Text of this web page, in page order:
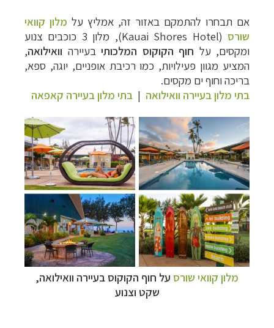
אם תבחרו להתמקם באזור זה, אמליץ על מלון קוואי
שורס (
Kauai Shores Hotel
), מלון 3 כוכבים צנוע
ומקסים, על חוף הקוקוס המלכותיבעיירה וואילואה,
המציע מגוון פעילויות, כמו רכיבת אופניים, יוגה, ספא,
בריכה וחוף ים מקסים.
בתי מלון בעיירה וואילואה | בתי מלון בעיירה קאפאה
מלון קוואי שורס על חוף הקוקוס בעיירה וואילואה,
שקט וצנוע